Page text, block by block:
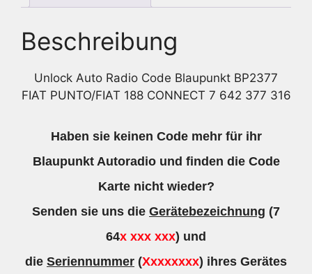
Beschreibung
Unlock Auto Radio Code Blaupunkt BP2377
FIAT PUNTO/FIAT 188 CONNECT 7 642 377 316
Haben sie keinen Code mehr für ihr
Blaupunkt Autoradio und finden die Code
Karte nicht wieder?
Senden sie uns die Gerätebezeichnung (7
64x xxx xxx) und
die Seriennummer (Xxxxxxxx) ihres Gerätes